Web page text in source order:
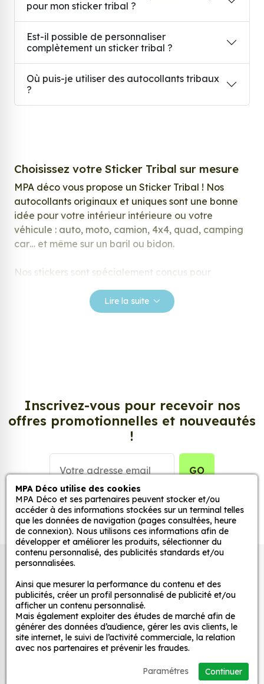
pour mon sticker tribal ?
Est-il possible de personnaliser
complètement un sticker tribal ?
Où puis-je utiliser des autocollants tribaux
?
Choisissez votre Sticker Tribal sur mesure
MPA déco vous propose un Sticker Tribal ! Nos
autocollants originaux et uniques sont une bonne
idée pour votre intérieur intérieure ou votre
véhicule : auto, moto, camion, 4x4, quad, camping
car… et même sur un baril ou bidon.
Nos stickers sont spécialement conçus pour
notre large gamme de stickers.
décorer votre intérieur ou votre véhicule.
Personnalisez la surface de votre choix avec nos
stickers muraux et stickers véhicule. Une solution
simple et rapide qui transforme toutes surfaces
lisses, propres et non poreuses.
Grâce à notre sélection de stickers et autocollants,
adaptez la décoration d’une pièce, d’une voiture,
d’un meuble, d’une porte et de toute autre surface,
et ce, à moindre coût et sans effort.
Quels sont les avantages de nos stickers
Une grande variété de motifs et de couleurs :
nos Sticker Tribal sont disponibles dans une
large gamme de motifs et de couleurs, ce qui
vous permet de trouver le sticker parfait pour
votre décoration.
Une installation facile : nos stickers sont faciles
à installer, même pour les débutants. Il suffit de
Lire la suite
Inscrivez-vous pour recevoir nos
offres promotionnelles et nouveautés
!
GO
Autocollants pour véhicules et stickers
décoratifs
MPA Déco
MPA Déco utilise des cookies
MPA Déco et ses partenaires peuvent stocker et/ou
accéder à des informations stockées sur un terminal telles
que les données de navigation (pages consultées, heure
de connexion). Nous utilisons ces informations afin de
développer et améliorer les produits, sélectionner du
contenu personnalisé, des publicités standards et/ou
personnalisées.
Ainsi que mesurer la performance du contenu et des
publicités, créer un profil personnalisé de publicité et/ou
afficher un contenu personnalisé.
Mais également exploiter des études de marché afin de
générer des données d’audience, gérer les avis clients, le
site internet, le suivi de l’activité commerciale, la relation
avec nos partenaires et prévenir les fraudes.
Continuer
Paramétres